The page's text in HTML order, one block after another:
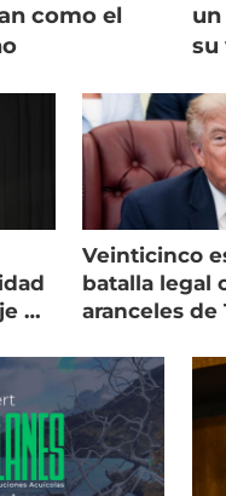
como el
su
de
Veinticinco
batalla legal
aranceles